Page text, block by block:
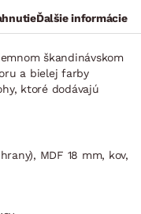
Ďalšie informácie
škandinávskom
a bielej farby
ktoré dodávajú
MDF 18 mm, kov,